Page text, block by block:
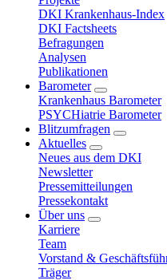
DKI Krankenhaus-Index
DKI Factsheets
Befragungen
Analysen
Publikationen
Barometer
Krankenhaus Barometer
PSYCHiatrie Barometer
Blitzumfragen
Aktuelles
Neues aus dem DKI
Newsletter
Pressemitteilungen
Pressekontakt
Über uns
Karriere
Team
Vorstand &
Träger